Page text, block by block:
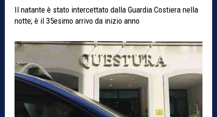
Il natante è stato intercettato dalla Guardia Costiera nella
notte; è il 35esimo arrivo da inizio anno